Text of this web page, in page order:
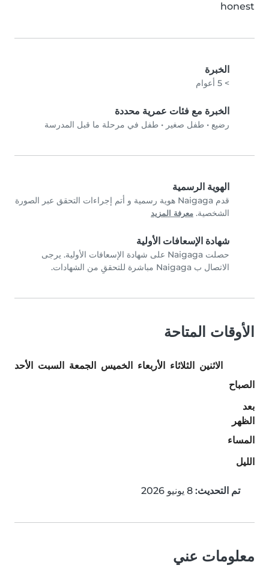
honest
الخبرة
> 5 أعوام
الخبرة مع فئات عمرية محددة
رضيع • طفل صغير • طفل في مرحلة ما قبل المدرسة
الهوية الرسمية
قدم Naigaga هوية رسمية و أتم إجراءات التحقق عبر الصورة
الشخصية. معرفة المزيد
شهادة الإسعافات الأولية
حصلت Naigaga على شهادة الإسعافات الأولية. يرجى
الاتصال ب Naigaga مباشرة للتحققِ من الشهادات.
الأوقات المتاحة
الاثنين الثلاثاء الأربعاء الخميس الجمعة السبت الأحد
الصباح
بعد
الظهر
المساء
الليل
تم التحديث:
معلومات عني